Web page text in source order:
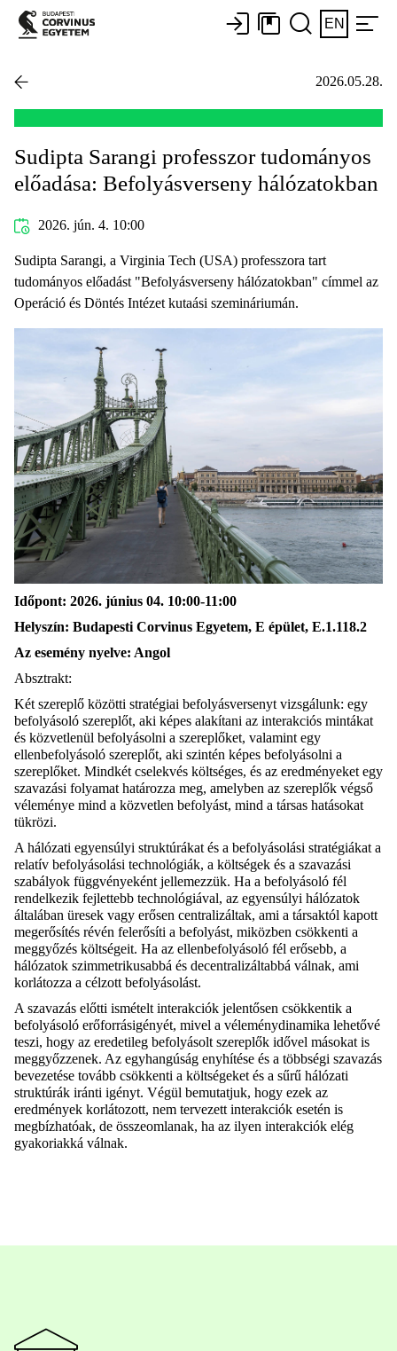
EN
2026.05.28.
Sudipta Sarangi professzor tudományos
előadása: Befolyásverseny hálózatokban
2026. jún. 4. 10:00
Sudipta Sarangi, a Virginia Tech (USA) professzora tart
tudományos előadást "Befolyásverseny hálózatokban" címmel az
Operáció és Döntés Intézet kutaási szemináriumán.
Időpont: 2026. június 04. 10:00-11:00
Helyszín: Budapesti Corvinus Egyetem, E épület, E.1.118.2
Az esemény nyelve: Angol
Absztrakt:
Két szereplő közötti stratégiai befolyásversenyt vizsgálunk: egy
befolyásoló szereplőt, aki képes alakítani az interakciós mintákat
és közvetlenül befolyásolni a szereplőket, valamint egy
ellenbefolyásoló szereplőt, aki szintén képes befolyásolni a
szereplőket. Mindkét cselekvés költséges, és az eredményeket egy
szavazási folyamat határozza meg, amelyben az szereplők végső
véleménye mind a közvetlen befolyást, mind a társas hatásokat
tükrözi.
A hálózati egyensúlyi struktúrákat és a befolyásolási stratégiákat a
relatív befolyásolási technológiák, a költségek és a szavazási
szabályok függvényeként jellemezzük. Ha a befolyásoló fél
rendelkezik fejlettebb technológiával, az egyensúlyi hálózatok
általában üresek vagy erősen centralizáltak, ami a társaktól kapott
megerősítés révén felerősíti a befolyást, miközben csökkenti a
meggyőzés költségeit. Ha az ellenbefolyásoló fél erősebb, a
hálózatok szimmetrikusabbá és decentralizáltabbá válnak, ami
korlátozza a célzott befolyásolást.
A szavazás előtti ismételt interakciók jelentősen csökkentik a
befolyásoló erőforrásigényét, mivel a véleménydinamika lehetővé
teszi, hogy az eredetileg befolyásolt szereplők idővel másokat is
meggyőzzenek. Az egyhangúság enyhítése és a többségi szavazás
bevezetése tovább csökkenti a költségeket és a sűrű hálózati
struktúrák iránti igényt. Végül bemutatjuk, hogy ezek az
eredmények korlátozott, nem tervezett interakciók esetén is
megbízhatóak, de összeomlanak, ha az ilyen interakciók elég
gyakoriakká válnak.